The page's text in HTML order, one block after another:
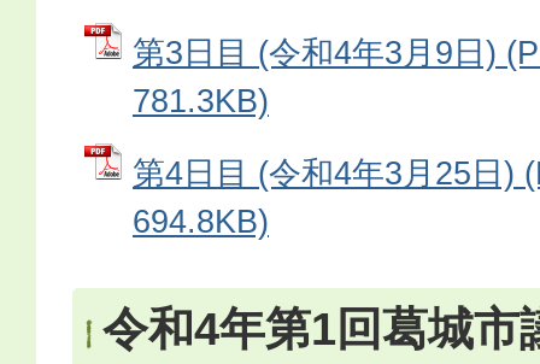
第3日目 (令和4年3月9日)
781.3KB)
第4日目 (令和4年3月25日)
694.8KB)
令和4年第1回葛城市